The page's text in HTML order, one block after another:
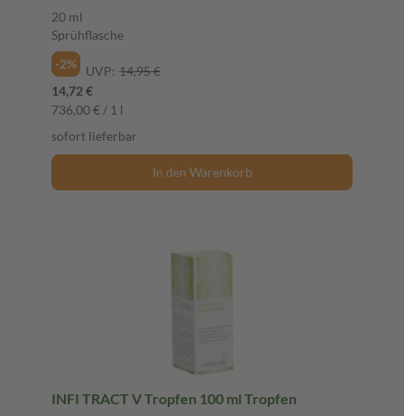
20 ml
Sprühflasche
-2%
UVP: 14,95 €
14,72 €
736,00 € / 1 l
sofort lieferbar
In den Warenkorb
INFI TRACT V Tropfen 100 ml Tropfen